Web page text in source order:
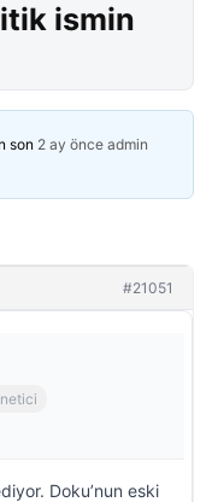
ismin
son 2 ay önce admin
#21051
Doku’nun eski